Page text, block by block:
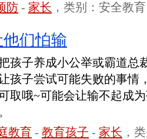
防 - 家长 ，类别：安全教育
们怕输
孩子养成小公举或霸道总
孩子尝试可能失败的事情
取哦~可能会让输不起成
教育 - 教育孩子 - 家长 ，